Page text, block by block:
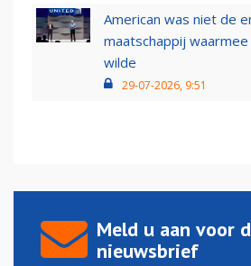
American was niet de
maatschappij
wilde
29-07-2026, 9:51
Meld u aan voor
nieuwsbrief